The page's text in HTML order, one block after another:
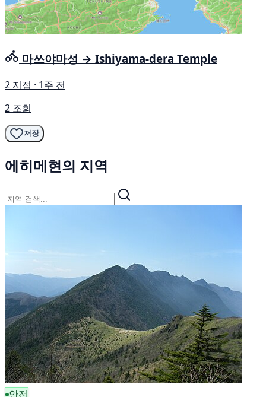
마쓰야마성 → Ishiyama-dera Temple
2 지점 · 1주 전
2 조회
저장
에히메현의 지역
안전